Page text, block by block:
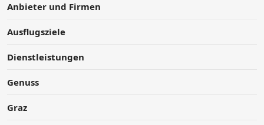
Anbieter und Firmen
Ausflugsziele
Dienstleistungen
Genuss
Graz